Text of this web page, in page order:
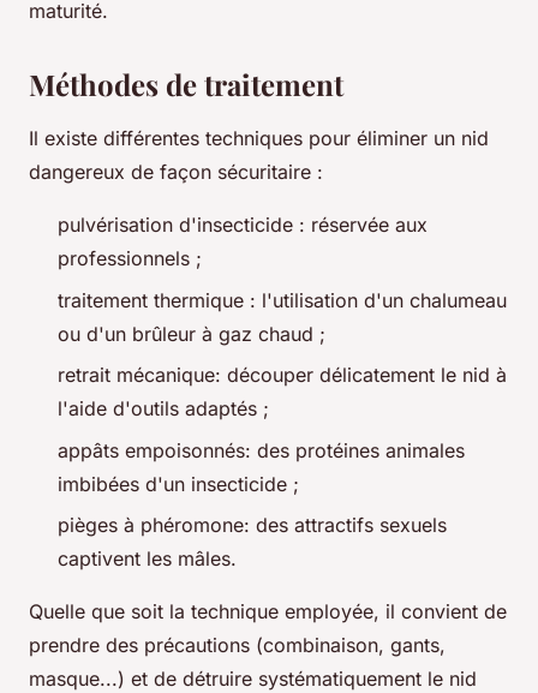
maturité.
Méthodes de traitement
Il existe différentes techniques pour éliminer un nid
dangereux de façon sécuritaire :
pulvérisation d'insecticide : réservée aux
professionnels ;
traitement thermique : l'utilisation d'un chalumeau
ou d'un brûleur à gaz chaud ;
retrait mécanique: découper délicatement le nid à
l'aide d'outils adaptés ;
appâts empoisonnés: des protéines animales
imbibées d'un insecticide ;
pièges à phéromone: des attractifs sexuels
captivent les mâles.
Quelle que soit la technique employée, il convient de
prendre des précautions (combinaison, gants,
masque...) et de détruire systématiquement le nid